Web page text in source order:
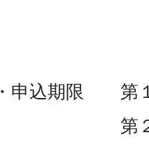
・申込期限 第１
第２回抽選